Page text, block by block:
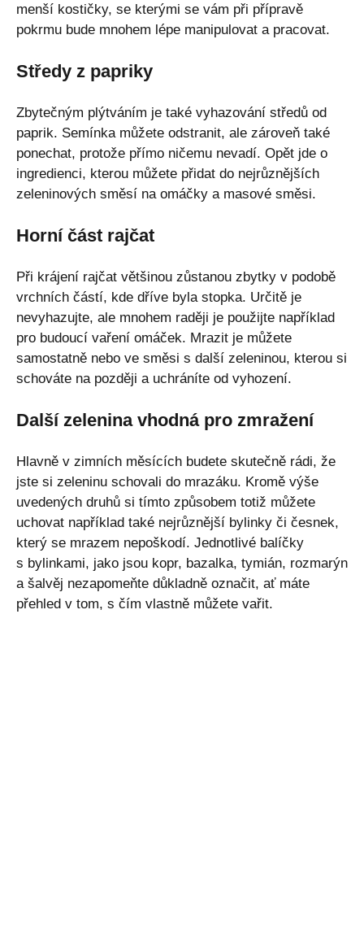
menší kostičky, se kterými se vám při přípravě
pokrmu bude mnohem lépe manipulovat a pracovat.
Středy z papriky
Zbytečným plýtváním je také vyhazování středů od
paprik. Semínka můžete odstranit, ale zároveň také
ponechat, protože přímo ničemu nevadí. Opět jde o
ingredienci, kterou můžete přidat do nejrůznějších
zeleninových směsí na omáčky a masové směsi.
Horní část rajčat
Při krájení rajčat většinou zůstanou zbytky v podobě
vrchních částí, kde dříve byla stopka. Určitě je
nevyhazujte, ale mnohem raději je použijte například
pro budoucí vaření omáček. Mrazit je můžete
samostatně nebo ve směsi s další zeleninou, kterou si
schováte na později a uchráníte od vyhození.
Další zelenina vhodná pro zmražení
Hlavně v zimních měsících budete skutečně rádi, že
jste si zeleninu schovali do mrazáku. Kromě výše
uvedených druhů si tímto způsobem totiž můžete
uchovat například také nejrůznější bylinky či česnek,
který se mrazem nepoškodí. Jednotlivé balíčky
s bylinkami, jako jsou kopr, bazalka, tymián, rozmarýn
a šalvěj nezapomeňte důkladně označit, ať máte
přehled v tom, s čím vlastně můžete vařit.